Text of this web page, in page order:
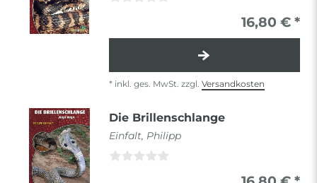
16,80 € *
* inkl. ges. MwSt. zzgl. Versandkosten
Die Brillenschlange
Einfalt, Philipp